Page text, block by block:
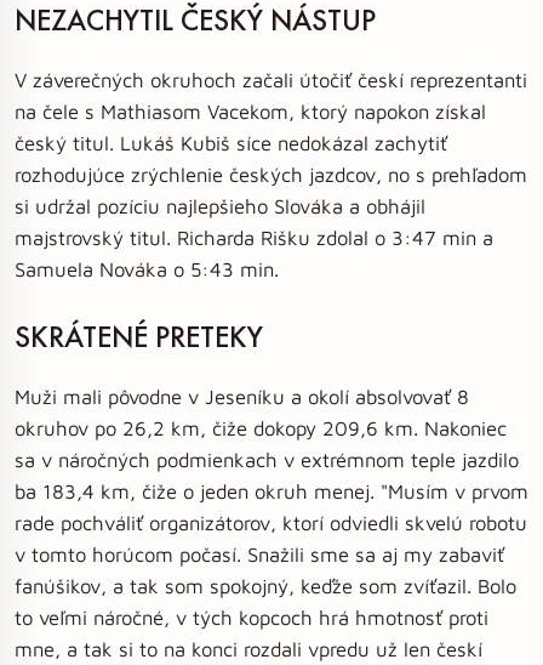
NEZACHYTIL ČESKÝ NÁSTUP
V záverečných okruhoch začali útočiť českí reprezentanti
na čele s Mathiasom Vacekom, ktorý napokon získal
český titul. Lukáš Kubiš síce nedokázal zachytiť
rozhodujúce zrýchlenie českých jazdcov, no s prehľadom
si udržal pozíciu najlepšieho Slováka a obhájil
majstrovský titul. Richarda Rišku zdolal o 3:47 min a
Samuela Nováka o 5:43 min.
SKRÁTENÉ PRETEKY
Muži mali pôvodne v Jeseníku a okolí absolvovať 8
okruhov po 26,2 km, čiže dokopy 209,6 km. Nakoniec
sa v náročných podmienkach v extrémnom teple jazdilo
ba 183,4 km, čiže o jeden okruh menej. "Musím v prvom
rade pochváliť organizátorov, ktorí odviedli skvelú robotu
v tomto horúcom počasí. Snažili sme sa aj my zabaviť
fanúšikov, a tak som spokojný, keďže som zvíťazil. Bolo
to veľmi náročné, v tých kopcoch hrá hmotnosť proti
mne, a tak si to na konci rozdali vpredu už len českí